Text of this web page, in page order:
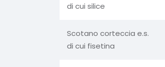
di cui silice
Scotano corteccia e.s.
di cui fisetina